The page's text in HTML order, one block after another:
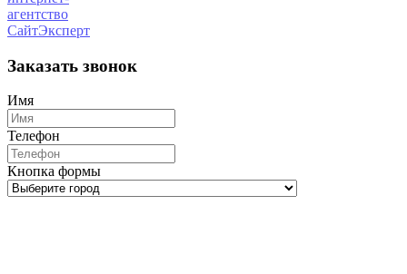
Заказать звонок
Имя
Телефон
Кнопка формы